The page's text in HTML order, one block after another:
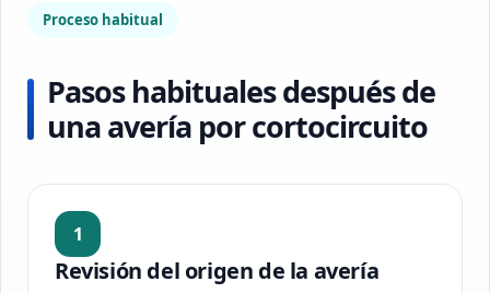
Proceso habitual
Pasos habituales después de
una avería por cortocircuito
1
Revisión del origen de la avería